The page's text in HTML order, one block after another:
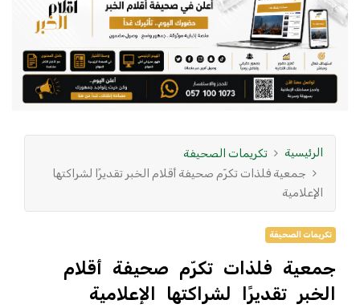
الرئيسية
تكريمات الصحيفة
جمعية فلذات تكرّم صحيفة أقلام الخبر تقديرًا لشراكتها
الإعلامية
تكريمات الصحيفة
جمعية فلذات تكرّم صحيفة أقلام
الخبر تقديرًا لشراكتها الإعلامية